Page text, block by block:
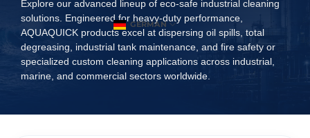
GERMAN
Explore our advanced lineup of eco-safe industrial cleaning
solutions. Engineered for heavy-duty performance,
AQUAQUICK products excel at dispersing oil spills, total
degreasing, industrial tank maintenance, and fire safety or
specialized custom cleaning applications across industrial,
marine, and commercial sectors worldwide.